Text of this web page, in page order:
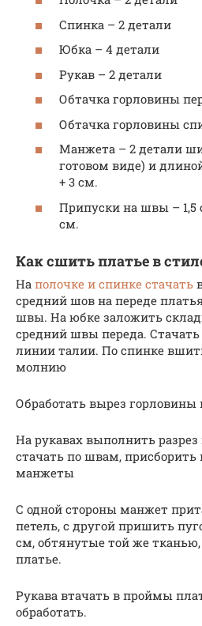
Спинка – 2 детали
Юбка – 4 детали
Рукав – 2 детали
Обтачка горловины
Обтачка горловины
Манжета – 2 детали
готовом виде) и
+ 3 см.
Припуски на швы – 1,5
см.
Как сшить платье в
На полочке и спинке стачать
средний шов на переде
швы. На юбке заложить
средний швы переда.
линии талии. По спинке
молнию
Обработать вырез горловины
На рукавах выполнить разрез
стачать по швам,
манжеты
С одной стороны манжет
петель, с другой пришить
см, обтянутые той же
платье.
Рукава втачать в проймы
обработать.